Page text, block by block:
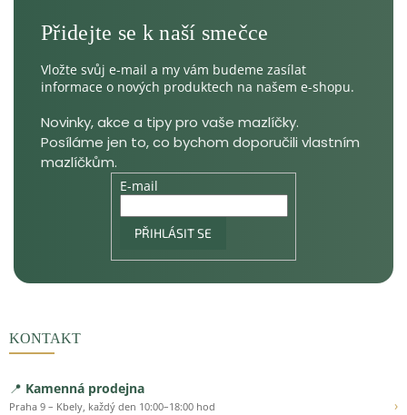
Vložte svůj e-mail a my vám budeme zasílat
informace o nových produktech na našem e-shopu.
E-mail
PŘIHLÁSIT SE
KONTAKT
📍 Kamenná prodejna
Praha 9 – Kbely, každý den 10:00–18:00 hod
›